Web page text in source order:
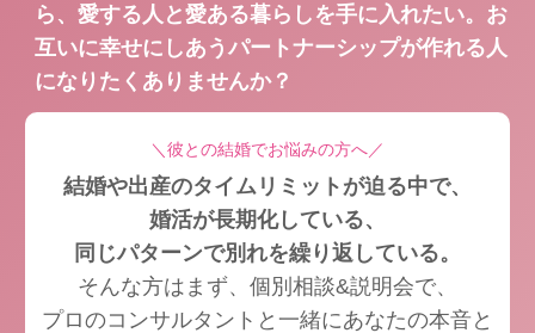
ら、愛する人と愛ある暮らしを手に入れたい。お
互いに幸せにしあうパートナーシップが作れる人
になりたくありませんか？
＼彼との結婚でお悩みの方へ／
結婚や出産のタイムリミットが迫る中で、
婚活が長期化している、
同じパターンで別れを繰り返している。
そんな方はまず、個別相談&説明会で、
プロのコンサルタントと一緒にあなたの本音と